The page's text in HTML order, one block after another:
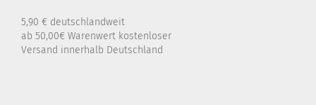
5,90 € deutschlandweit
ab 50,00€ Warenwert kostenloser
Versand innerhalb Deutschland